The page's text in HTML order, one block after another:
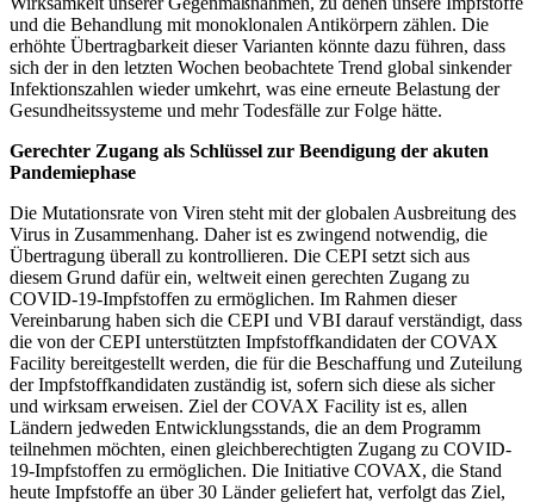
und die Behandlung mit monoklonalen Antikörpern zählen. Die
erhöhte Übertragbarkeit dieser Varianten könnte dazu führen, dass
sich der in den letzten Wochen beobachtete Trend global sinkender
Infektionszahlen wieder umkehrt, was eine erneute Belastung der
Gesundheitssysteme und mehr Todesfälle zur Folge hätte.
Gerechter Zugang als Schlüssel zur Beendigung der akuten
Pandemiephase
Die Mutationsrate von Viren steht mit der globalen Ausbreitung des
Virus in Zusammenhang. Daher ist es zwingend notwendig, die
Übertragung überall zu kontrollieren. Die CEPI setzt sich aus
diesem Grund dafür ein, weltweit einen gerechten Zugang zu
COVID-19-Impfstoffen zu ermöglichen. Im Rahmen dieser
Vereinbarung haben sich die CEPI und VBI darauf verständigt, dass
die von der CEPI unterstützten Impfstoffkandidaten der COVAX
Facility bereitgestellt werden, die für die Beschaffung und Zuteilung
der Impfstoffkandidaten zuständig ist, sofern sich diese als sicher
und wirksam erweisen. Ziel der COVAX Facility ist es, allen
Ländern jedweden Entwicklungsstands, die an dem Programm
teilnehmen möchten, einen gleichberechtigten Zugang zu COVID-
19-Impfstoffen zu ermöglichen. Die Initiative COVAX, die Stand
heute Impfstoffe an über 30 Länder geliefert hat, verfolgt das Ziel,